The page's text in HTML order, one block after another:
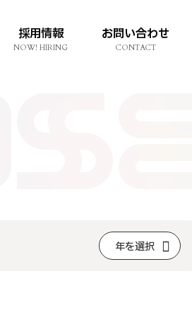
採用情報
NOW! HIRING
お問い合わせ
CONTACT
年を選択